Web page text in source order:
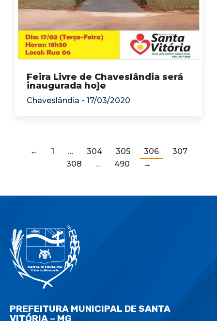
Feira Livre de Chaveslândia será
inaugurada hoje
Chaveslândia 17/03/2020
← 1 … 304 305 306
307
308
… 490 →
PREFEITURA MUNICIPAL DE SANTA
VITÓRIA – MG